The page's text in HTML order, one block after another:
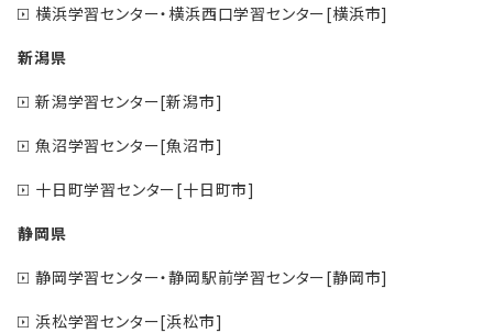
横浜学習センター・横浜西口学習センター[横浜市]
新潟県
新潟学習センター[新潟市]
魚沼学習センター[魚沼市]
十日町学習センター[十日町市]
静岡県
静岡学習センター・静岡駅前学習センター[静岡市]
浜松学習センター[浜松市]